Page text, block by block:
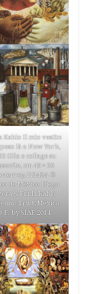
Kahlo Il mio vestito
là o New York,
Olio e collage su
cm 46 × 50
FEMSA ©
de México Diego
& Frida Kahlo
Trust, México
by SIAE 2014